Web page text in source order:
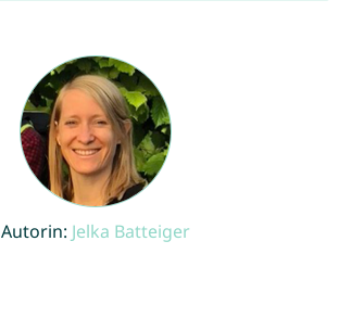
Autorin: Jelka Batteiger